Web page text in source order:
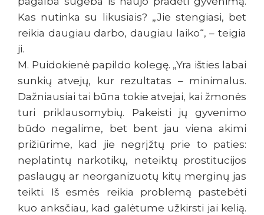
Kas nutinka su likusiais? „Jie stengiasi, bet
reikia daugiau darbo, daugiau laiko“, – teigia
ji.
M. Puidokienė papildo kolegę. „Yra išties labai
sunkių atvejų, kur rezultatas – minimalus.
Dažniausiai tai būna tokie atvejai, kai žmonės
turi priklausomybių. Pakeisti jų gyvenimo
būdo negalime, bet bent jau viena akimi
prižiūrime, kad jie negrįžtų prie to paties:
neplatintų narkotikų, neteiktų prostitucijos
paslaugų ar neorganizuotų kitų merginų jas
teikti. Iš esmės reikia problemą pastebėti
kuo anksčiau, kad galėtume užkirsti jai kelią.